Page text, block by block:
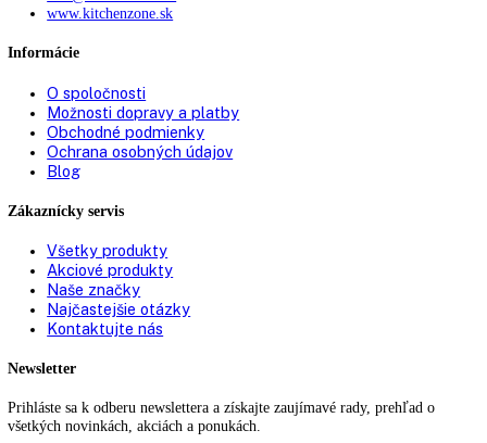
ZOBRAZIŤ ČLÁNOK ➞
KITCHENZONE profesionál v oblasti gastro techniky
+421 910 644 244
info@kitchenzone.sk
www.kitchenzone.sk
Informácie
O spoločnosti
Možnosti dopravy a platby
Obchodné podmienky
Ochrana osobných údajov
Blog
Všetky produkty